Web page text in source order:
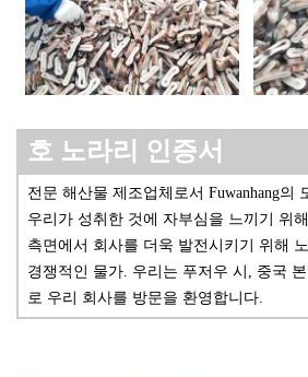
호 노라리 인증서
전문 해산물 제조업체로서 Fuwanhang의
우리가 성취한 것에 자부심을 느끼기 위
측면에서 회사를 더욱 발전시키기 위해
경쟁적인 물가. 우리는 푸저우 시, 중국
로 우리 회사를 방문을 환영합니다.